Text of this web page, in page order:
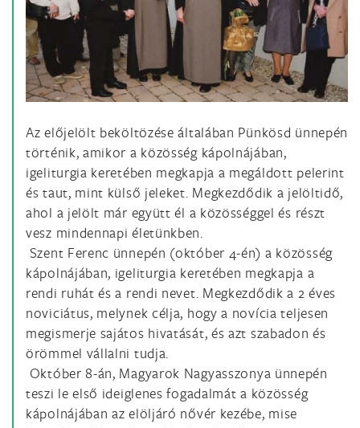
Az előjelölt beköltözése általában Pünkösd ünnepén
történik, amikor a közösség kápolnájában,
igeliturgia keretében megkapja a megáldott pelerint
és taut, mint külső jeleket. Megkezdődik a jelöltidő,
ahol a jelölt már együtt él a közösséggel és részt
vesz mindennapi életünkben.
Szent Ferenc ünnepén (október 4-én) a közösség
kápolnájában, igeliturgia keretében megkapja a
rendi ruhát és a rendi nevet. Megkezdődik a 2 éves
noviciátus, melynek célja, hogy a novícia teljesen
megismerje sajátos hivatását, és azt szabadon és
örömmel vállalni tudja.
Október 8-án, Magyarok Nagyasszonya ünnepén
teszi le első ideiglenes fogadalmát a közösség
kápolnájában az elöljáró nővér kezébe, mise